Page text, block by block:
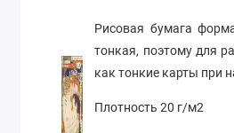
Рисовая бумага
тонкая, поэтому для
как тонкие карты при
Плотность 20 г/м2